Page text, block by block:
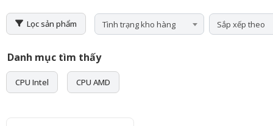
Lọc sản phẩm Tình trạng kho hàng Sắp xếp theo
Danh mục tìm thấy
CPU Intel CPU AMD